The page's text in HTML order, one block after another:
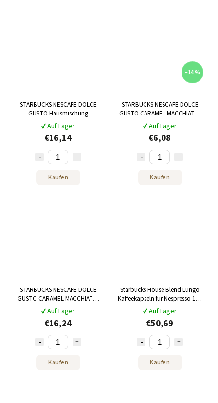
STARBUCKS NESCAFE DOLCE
GUSTO Hausmischung
AMEERICANO 3x12 Kapseln
✔ Auf Lager
€16,14
Kaufen
–14 %
STARBUCKS NESCAFE DOLCE
GUSTO CARAMEL MACCHIATO,
12 Kapseln
✔ Auf Lager
€6,08
Kaufen
STARBUCKS NESCAFE DOLCE
GUSTO CARAMEL MACCHIATO,
3x12 Kapseln
✔ Auf Lager
€16,24
Kaufen
Starbucks House Blend Lungo
Kaffeekapseln für Nespresso 120
Stück
✔ Auf Lager
€50,69
Kaufen